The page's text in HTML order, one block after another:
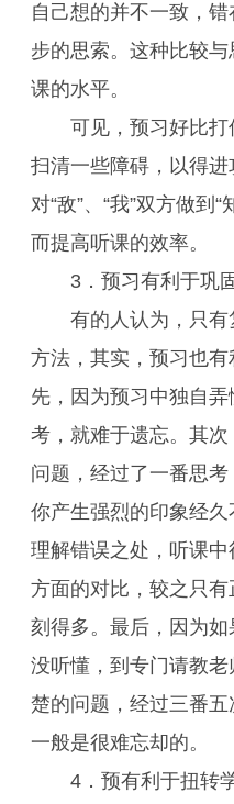
自己想的并不一致，
步的思索。这种比较
课的水平。
可见，预习好比打
扫清一些障碍，以得
对“敌”、“我”双方做到
而提高听课的效率。
3．预习有利于巩
有的人认为，只有
方法，其实，预习也
先，因为预习中独自
考，就难于遗忘。其
问题，经过了一番思
你产生强烈的印象经
理解错误之处，听课
方面的对比，较之只
刻得多。最后，因为
没听懂，到专门请教
楚的问题，经过三番五
一般是很难忘却的。
4．预有利于扭转学